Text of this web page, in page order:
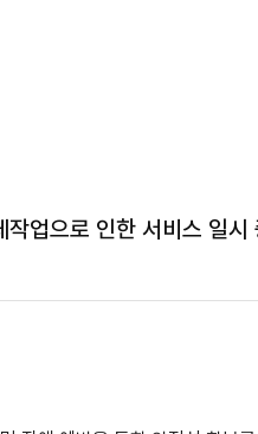
작업으로 인한 서비스 일